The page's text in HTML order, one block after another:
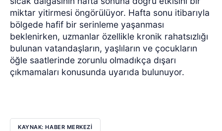
miktar yitirmesi öngörülüyor. Hafta sonu itibarıyla
bölgede hafif bir serinleme yaşanması
beklenirken, uzmanlar özellikle kronik rahatsızlığı
bulunan vatandaşların, yaşlıların ve çocukların
öğle saatlerinde zorunlu olmadıkça dışarı
çıkmamaları konusunda uyarıda bulunuyor.
KAYNAK: HABER MERKEZİ